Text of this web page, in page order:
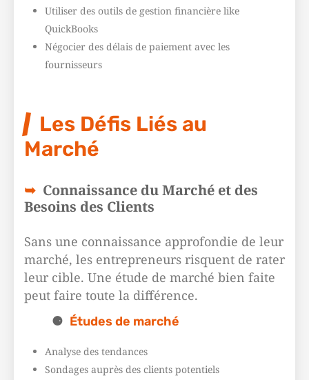
Utiliser des outils de gestion financière like
QuickBooks
Négocier des délais de paiement avec les
fournisseurs
Les Défis Liés au
Marché
Connaissance du Marché et des
Besoins des Clients
Sans une connaissance approfondie de leur
marché, les entrepreneurs risquent de rater
leur cible. Une étude de marché bien faite
peut faire toute la différence.
Études de marché
Analyse des tendances
Sondages auprès des clients potentiels